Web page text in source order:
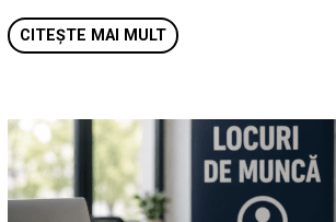
CITEȘTE MAI MULT